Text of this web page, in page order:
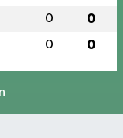
0 0
0 0